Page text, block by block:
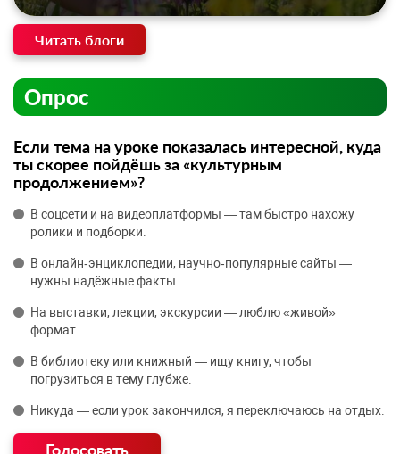
Читать блоги
Опрос
Если тема на уроке показалась интересной, куда
ты скорее пойдёшь за «культурным
продолжением»?
В соцсети и на видеоплатформы — там быстро нахожу
ролики и подборки.
В онлайн‑энциклопедии, научно‑популярные сайты —
нужны надёжные факты.
На выставки, лекции, экскурсии — люблю «живой»
формат.
В библиотеку или книжный — ищу книгу, чтобы
погрузиться в тему глубже.
Никуда — если урок закончился, я переключаюсь на отдых.